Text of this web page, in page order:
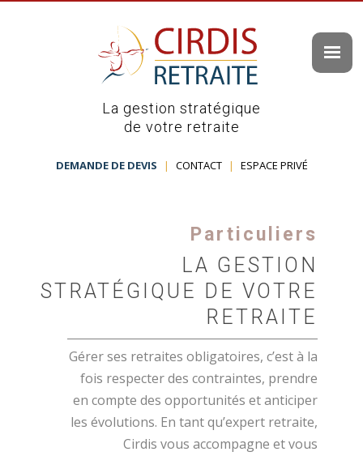
La gestion stratégique
de votre retraite
DEMANDE DE DEVIS | CONTACT | ESPACE PRIVÉ
Particuliers
LA GESTION
STRATÉGIQUE DE VOTRE
RETRAITE
Gérer ses retraites obligatoires, c’est à la
fois respecter des contraintes, prendre
en compte des opportunités et anticiper
les évolutions. En tant qu’expert retraite,
Cirdis vous accompagne et vous